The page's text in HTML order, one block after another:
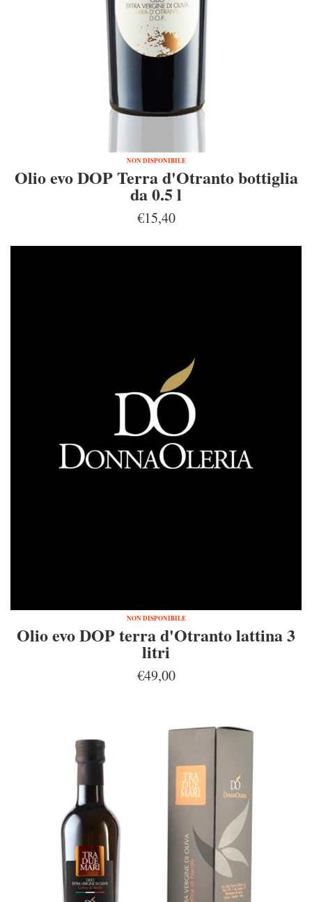
NON DISPONIBILE
Olio evo DOP Terra d'Otranto bottiglia
da 0.5 l
€15,40
NON DISPONIBILE
Olio evo DOP terra d'Otranto lattina 3
litri
€49,00